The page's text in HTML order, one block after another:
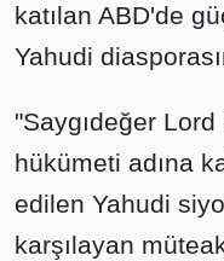
katılan ABD'de
Yahudi
"Saygıdeğer
hükümeti adına
edilen Yahudi
karşılayan